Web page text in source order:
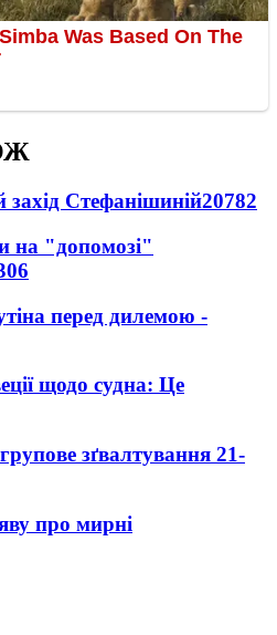
Стефанішиній20782
"допомозі"
перед дилемою -
щодо судна: Це
зґвалтування 21-
про мирні